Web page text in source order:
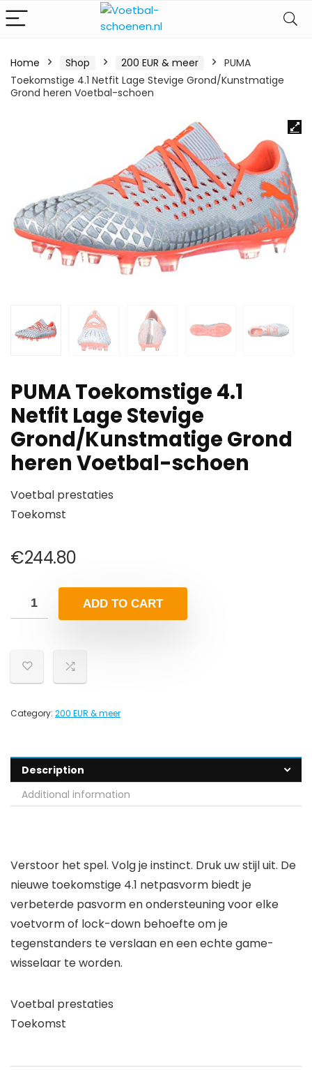
Home Shop 200 EUR & meer
PUMA
Toekomstige 4.1 Netfit Lage Stevige Grond/Kunstmatige
Grond heren Voetbal-schoen
PUMA Toekomstige 4.1
Netfit Lage Stevige
Grond/Kunstmatige Grond
heren Voetbal-schoen
Voetbal prestaties
Toekomst
€244.80
ADD TO CART
Category: 200 EUR & meer
Description
Additional information
Verstoor het spel. Volg je instinct. Druk uw stijl uit. De
nieuwe toekomstige 4.1 netpasvorm biedt je
verbeterde pasvorm en ondersteuning voor elke
voetvorm of lock-down behoefte om je
tegenstanders te verslaan en een echte game-
wisselaar te worden.
Voetbal prestaties
Toekomst